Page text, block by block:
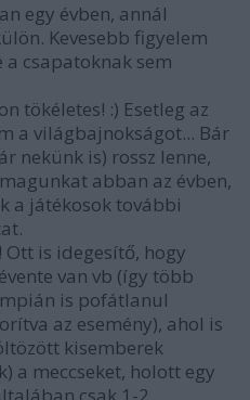
egy évben, annál
Kevesebb figyelem
a csapatoknak sem
tökéletes! :) Esetleg az
a világbajnokságot... Bár
nekünk is) rossz lenne,
abban az évben,
a játékosok további
is idegesítő, hogy
van vb (így több
is pofátlanul
az esemény), ahol is
kisemberek
a meccseket, holott egy